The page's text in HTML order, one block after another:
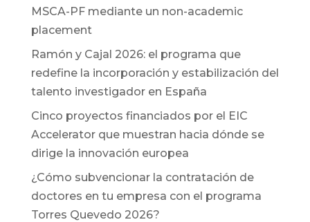
MSCA-PF mediante un non-academic
placement
Ramón y Cajal 2026: el programa que
redefine la incorporación y estabilización del
talento investigador en España
Cinco proyectos financiados por el EIC
Accelerator que muestran hacia dónde se
dirige la innovación europea
¿Cómo subvencionar la contratación de
doctores en tu empresa con el programa
Torres Quevedo 2026?